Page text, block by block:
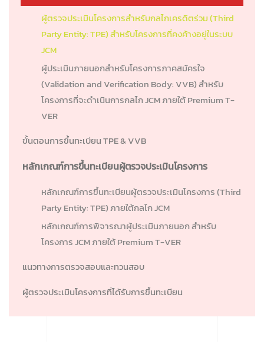
ผู้ตรวจประเมินโครงการสำหรับกลไกเครดิตร่วม (Third
Party Entity: TPE) สำหรับโครงการที่คงค้างอยู่ในระบบ
JCM
ผู้ประเมินภายนอกสำหรับโครงการภาคสมัครใจ
(Validation and Verification Body: VVB) สำหรับ
โครงการที่จะดำเนินการกลไก JCM ภายใต้ Premium T-
VER
ขั้นตอนการขึ้นทะเบียน TPE & VVB
หลักเกณฑ์การขึ้นทะเบียนผู้ตรวจประเมินโครงการ
หลักเกณฑ์การขึ้นทะเบียนผู้ตรวจประเมินโครงการ (Third
Party Entity: TPE) ภายใต้กลไก JCM
หลักเกณฑ์การพิจารณาผู้ประเมินภายนอก สำหรับ
โครงการ JCM ภายใต้ Premium T-VER
แนวทางการตรวจสอบและทวนสอบ
ผู้ตรวจประเมินโครงการที่ได้รับการขึ้นทะเบียน